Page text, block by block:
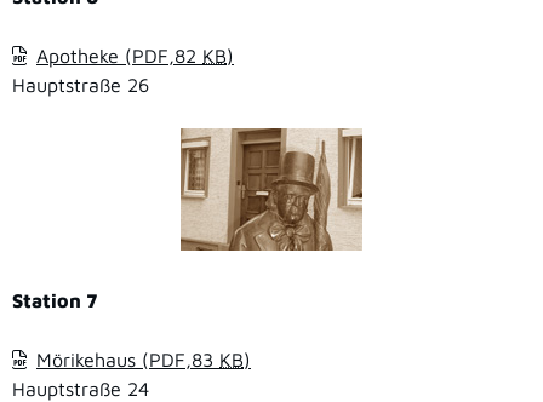
Apotheke (PDF,82 KB)
Hauptstraße 26
Station 7
Mörikehaus (PDF,83 KB)
Hauptstraße 24